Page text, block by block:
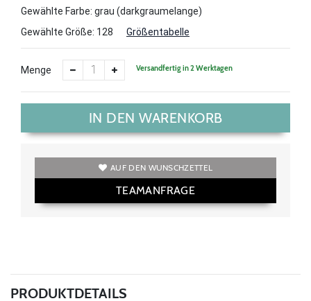
Gewählte Farbe: grau (darkgraumelange)
Gewählte Größe: 128 Größentabelle
Menge Versandfertig in 2 Werktagen
IN DEN WARENKORB
AUF DEN WUNSCHZETTEL
TEAMANFRAGE
PRODUKTDETAILS